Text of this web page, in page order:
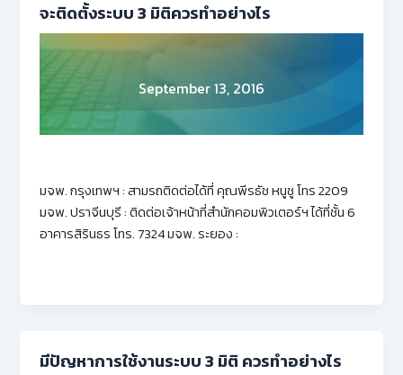
จะติดตั้งระบบ 3 มิติควรทำอย่างไร
September 13, 2016
มจพ. กรุงเทพฯ : สามรถติดต่อได้ที่ คุณพีรธัช หนูชู โทร 2209
มจพ. ปราจีนบุรี : ติดต่อเจ้าหน้าที่สำนักคอมพิวเตอร์ฯ ได้ที่ชั้น 6
อาคารสิรินธร โทร. 7324 มจพ. ระยอง :
มีปัญหาการใช้งานระบบ 3 มิติ ควรทำอย่างไร